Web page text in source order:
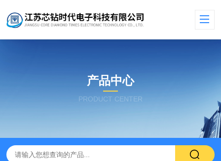
产品中心
PRODUCT CENTER